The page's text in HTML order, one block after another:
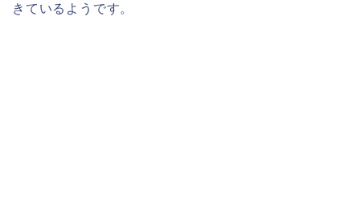
きているようです。